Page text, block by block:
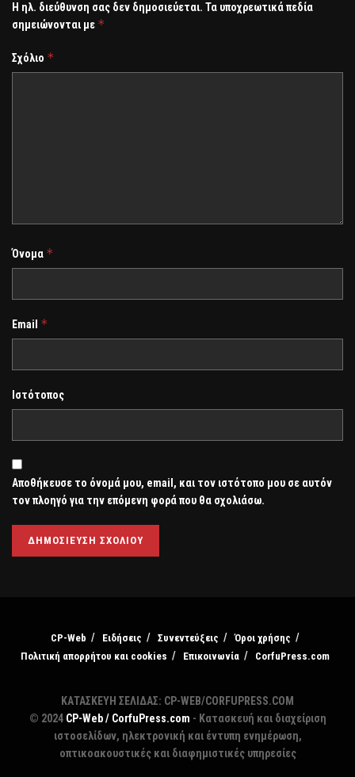
Η ηλ. διεύθυνση σας δεν δημοσιεύεται. Τα υποχρεωτικά πεδία
σημειώνονται με *
Σχόλιο *
Όνομα *
Email *
Ιστότοπος
Αποθήκευσε το όνομά μου, email, και τον ιστότοπο μου σε αυτόν
τον πλοηγό για την επόμενη φορά που θα σχολιάσω.
CP-Web Ειδήσεις Συνεντεύξεις
Όροι χρήσης
Πολιτική απορρήτου και cookies
Επικοινωνία CorfuPress.com
ΚΑΤΑΣΚΕΥΗ ΣΕΛΙΔΑΣ: CP-WEB/CORFUPRESS.COM
© 2024 CP-Web / CorfuPress.com - Κατασκευή και διαχείριση
ιστοσελίδων, ηλεκτρονική και έντυπη ενημέρωση,
οπτικοακουστικές και διαφημιστικές υπηρεσίες